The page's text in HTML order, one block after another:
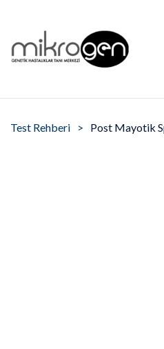
Test Rehberi Post Mayotik